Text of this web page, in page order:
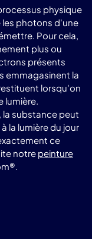
physique
les photons d'une
Pour cela,
plus ou
présents
emmagasinent la
lorsqu'on
lumière.
la substance peut
la lumière du jour
ce
notre peinture